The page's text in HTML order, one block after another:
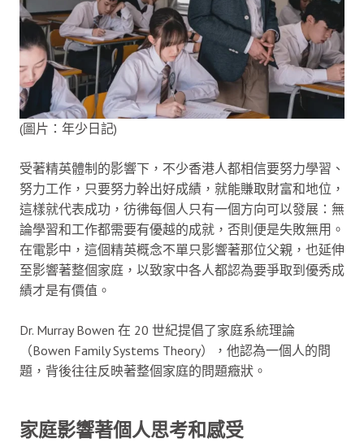
(圖片：年少日記)
受著精英體制的影響下，不少香港人都相信要努力學習、
努力工作，只要努力幹出好成績，就能賺取財富和地位，
這樣就代表成功，彷彿每個人只有一個方向可以發展：無
論學習和工作都需要有優越的成就，否則便是失敗無用。
在電影中，這個精英概念不單只影響著那位父親，也延伸
至影響著整個家庭，以致家中各人都認為要爭取到優秀成
績才是有價值。
Dr. Murray Bowen 在 20 世紀提倡了家庭系統理論
（Bowen Family Systems Theory），他認為一個人的問
題，背後往往反映著整個家庭的問題癥狀。
家庭影響著個人思考和感受